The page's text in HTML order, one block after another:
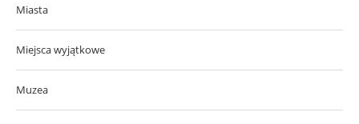
Miasta
Miejsca wyjątkowe
Muzea